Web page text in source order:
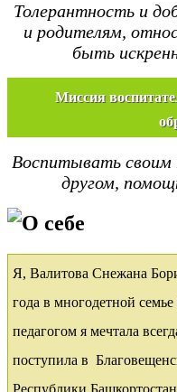
Толерантность и
и родителям,
быть
Миссия
Воспитывать своим
другом,
О себе
Я, Валитова Снежана
года в многодетной
педагогом я мечтала
поступила в
Республики